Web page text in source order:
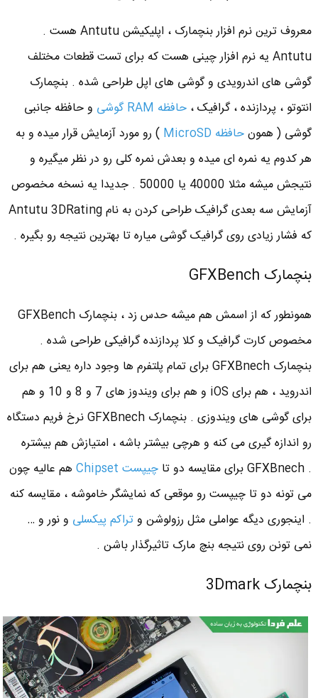
معروف ترین نرم افزار بنچمارک ، اپلیکیشن Antutu هست .
Antutu یه نرم افزار چینی هست که برای تست قطعات مختلف
گوشی های اندرویدی و گوشی های اپل طراحی شده . بنچمارک
انتوتو ، پردازنده ، گرافیک ، حافظه RAM گوشی
و حافظه جانبی
گوشی ( همونحافظه MicroSD
) رو مورد آزمایش قرار میده و به
هر کدوم یه نمره ای میده و بعدش نمره کلی رو در نظر میگیره و
نتیجش میشه مثلا 40000 یا 50000 . جدیدا یه نسخه مخصوص
آزمایش سه بعدی گرافیک طراحی کردن به نام Antutu 3DRating
که فشار زیادی روی گرافیک گوشی میاره تا بهترین نتیجه رو بگیره .
بنچمارک GFXBench
همونطور که از اسمش هم میشه حدس زد ، بنچمارک GFXBench
مخصوص کارت گرافیک و کلا پردازنده گرافیکی طراحی شده .
بنچمارک GFXBnech برای تمام پلتفرم ها وجود داره یعنی هم برای
اندروید ، هم برای iOS و هم برای ویندوز های 7 و 8 و 10 و هم
برای گوشی های ویندوزی . بنچمارک GFXBnech نرخ فریم دستگاه
رو اندازه گیری می کنه و هرچی بیشتر باشه ، امتیازش هم بیشتره
. GFXBnech برای مقایسه دو تا
چیپست Chipset
هم عالیه چون
می تونه دو تا چیپست رو موقعی که نمایشگر خاموشه ، مقایسه کنه
. اینجوری دیگه عواملی مثل رزولوشن وتراکم پیکسلی و نور و …
نمی تونن روی نتیجه بنچ مارک تاثیرگذار باشن .
بنچمارک 3Dmark